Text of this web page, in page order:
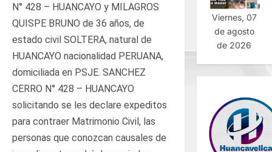
N° 428 – HUANCAYO y MILAGROS
QUISPE BRUNO de 36 años, de
estado civil SOLTERA, natural de
HUANCAYO nacionalidad PERUANA,
domiciliada en PSJE. SANCHEZ
CERRO N° 428 – HUANCAYO
solicitando se les declare expeditos
para contraer Matrimonio Civil, las
personas que conozcan causales de
Viernes, 07
de agosto
de 2026